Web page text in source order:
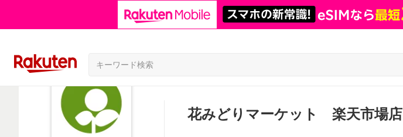
花みどりマーケット 楽天市場店